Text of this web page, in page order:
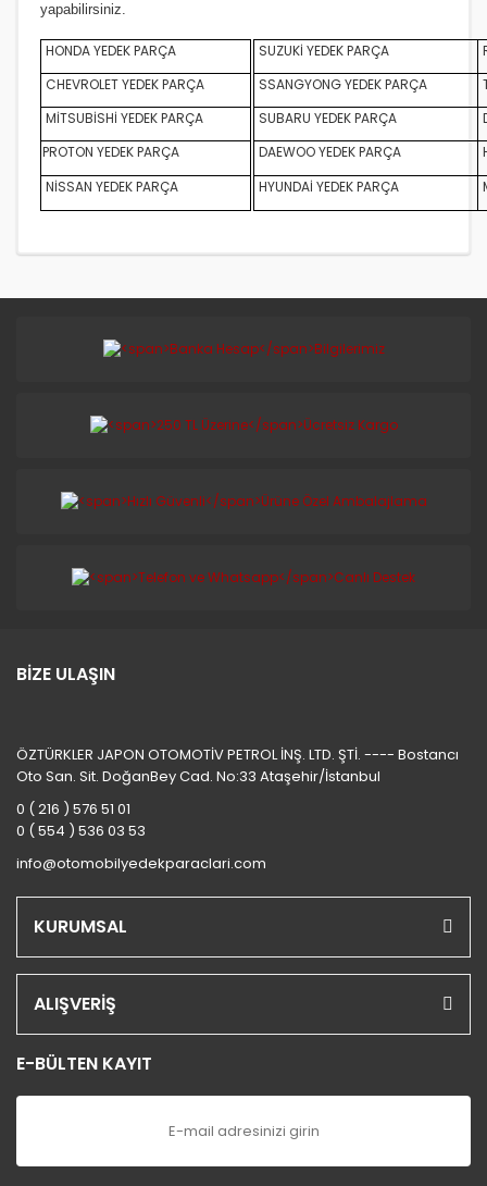
yapabilirsiniz.
HONDA YEDEK PARÇA SUZUKİ YEDEK PARÇA
CHEVROLET YEDEK PARÇA
SSANGYONG YEDEK PARÇA
MİTSUBİSHİ YEDEK PARÇA
SUBARU YEDEK PARÇA
PROTON YEDEK PARÇA
DAEWOO YEDEK PARÇA
NİSSAN YEDEK PARÇA
HYUNDAİ YEDEK PARÇA
BİZE ULAŞIN
ÖZTÜRKLER JAPON OTOMOTİV PETROL İNŞ. LTD. ŞTİ. ---- Bostancı
Oto San. Sit. DoğanBey Cad. No:33 Ataşehir/İstanbul
0 ( 216 ) 576 51 01
0 ( 554 ) 536 03 53
info@otomobilyedekparaclari.com
KURUMSAL
ALIŞVERİŞ
E-BÜLTEN KAYIT